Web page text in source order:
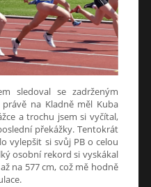
sledoval se zadrženým
na Kladně měl Kuba
a trochu jsem si vyčítal,
překážky. Tentokrát
vylepšit si svůj PB o celou
osobní rekord si vyskákal
na 577 cm, což mě hodně